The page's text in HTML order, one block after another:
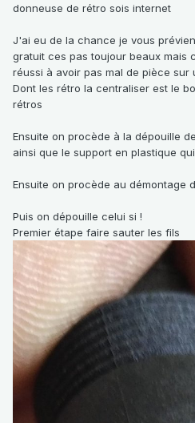
donneuse de rétro sois internet
J'ai eu de la chance je vous
gratuit ces pas toujour beaux mais
réussi à avoir pas mal de pièce sur
Dont les rétro la centraliser est le
rétros
Ensuite on procède à la dépouille
ainsi que le support en plastique
Ensuite on procède au démontage
Puis on dépouille celui si !
Premier étape faire sauter les fils